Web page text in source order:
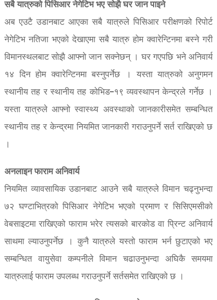
सबै यात्रुको पिसिआर नेगेटिभ भए सोझै घर जान पाइने
अब एउटै उडानबाट आएका सबै यात्रुले पिसिआर परीक्षणको रिपोर्ट
नेगेटिभ नतिजा भएको देखाएमा सबै यात्रु होम क्वारेन्टिनमा बस्ने गरी
विमानस्थलबाट सोझै आफ्नो जान सक्नेछन् । घर गएपछि भने अनिवार्य
१४ दिन होम क्वारेन्टिनमा बस्नुपर्नेछ । यस्ता यात्रुको अनुगमन
स्थानीय तह र स्थानीय तह कोभिड–१९ व्यवस्थापन केन्द्रले गर्नेछ ।
यस्ता यात्रुले आफ्नो स्वास्थ्य अवस्थाको जानकारीसमेत सम्बन्धित
स्थानीय तह र केन्द्रमा नियमित जानकारी गराउनुपर्ने सर्त राखिएको छ
।
अनलाइन फाराम अनिवार्य
नियमित व्यावसायिक उडानबाट आउने सबै यात्रुले विमान चढ्नुभन्दा
७२ घण्टाभित्रको पिसिआर नेगेटिभ भएको प्रमाण र सिसिएमसीको
वेबसाइटमा राखिएको फाराम भरेर त्यसको बारकोड वा प्रिन्ट अनिवार्य
साथमा ल्याउनुपर्नेछ । कुनै यात्रुले यस्तो फाराम भर्न छुटाएको भए
सम्बन्धित वायुसेवा कम्पनीले विमान चढाउनुभन्दा अघिकै समयमा
यात्रुलाई फाराम उपलब्ध गराउनुपर्ने सर्तसमेत राखिएको छ ।